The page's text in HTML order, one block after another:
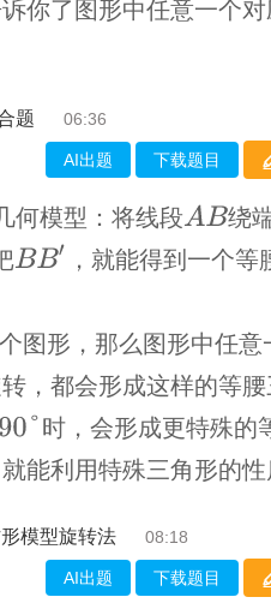
你了图形中任意一个
题 06:36
AI出题 下载题目
何模型：将线段 AB
绕
BB′ ，就能得到一个等
图形，那么图形中任意
，都会形成这样的等
90°
时，会形成更特殊的
能利用特殊三角形的
模型旋转法 08:18
AI出题 下载题目